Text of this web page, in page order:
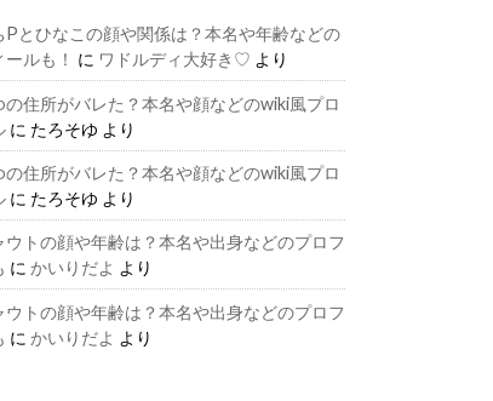
Pとひなこの顔や関係は？本名や年齢などの
ルも！ に ワドルディ大好き♡ より
の住所がバレた？本名や顔などのwiki風プロ
に たろそゆ より
の住所がバレた？本名や顔などのwiki風プロ
に たろそゆ より
ウトの顔や年齢は？本名や出身などのプロフ
に かいりだよ より
ウトの顔や年齢は？本名や出身などのプロフ
に かいりだよ より